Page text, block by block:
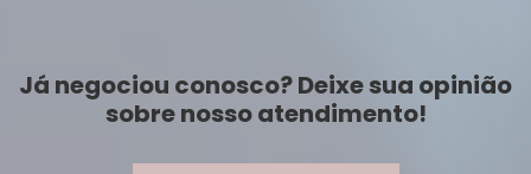
Já negociou conosco? Deixe sua opinião
sobre nosso atendimento!